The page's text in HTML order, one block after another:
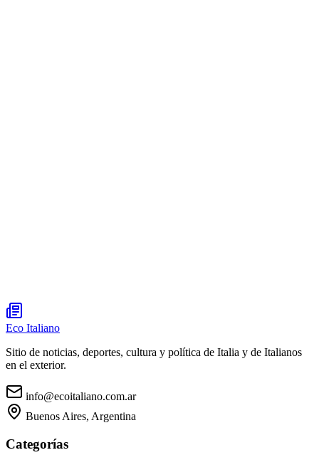
Eco Italiano
Sitio de noticias, deportes, cultura y política de Italia y de Italianos
en el exterior.
info@ecoitaliano.com.ar
Buenos Aires, Argentina
Categorías